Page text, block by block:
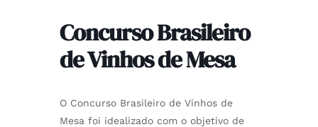
Concurso Brasileiro
de Vinhos de Mesa
O Concurso Brasileiro de Vinhos de
Mesa foi idealizado com o objetivo de